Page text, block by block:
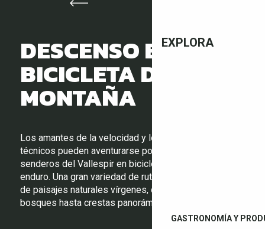
EXPLORA
GASTRONOMÍA Y
DESCENSO EN
BICICLETA DE
MONTAÑA
Los amantes de la velocidad y los descensos
técnicos pueden aventurarse por los escarpados
senderos del Vallespir en bicicleta de montaña o
enduro. Una gran variedad de rutas le llevarán a través
de paisajes naturales vírgenes, desde densos
bosques hasta crestas panorámicas.